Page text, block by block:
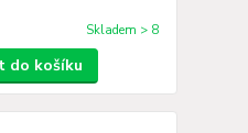
Skladem > 8
do košíku